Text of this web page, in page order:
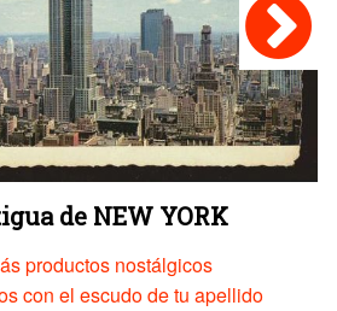
de NEW YORK
productos nostálgicos
con el escudo de tu apellido